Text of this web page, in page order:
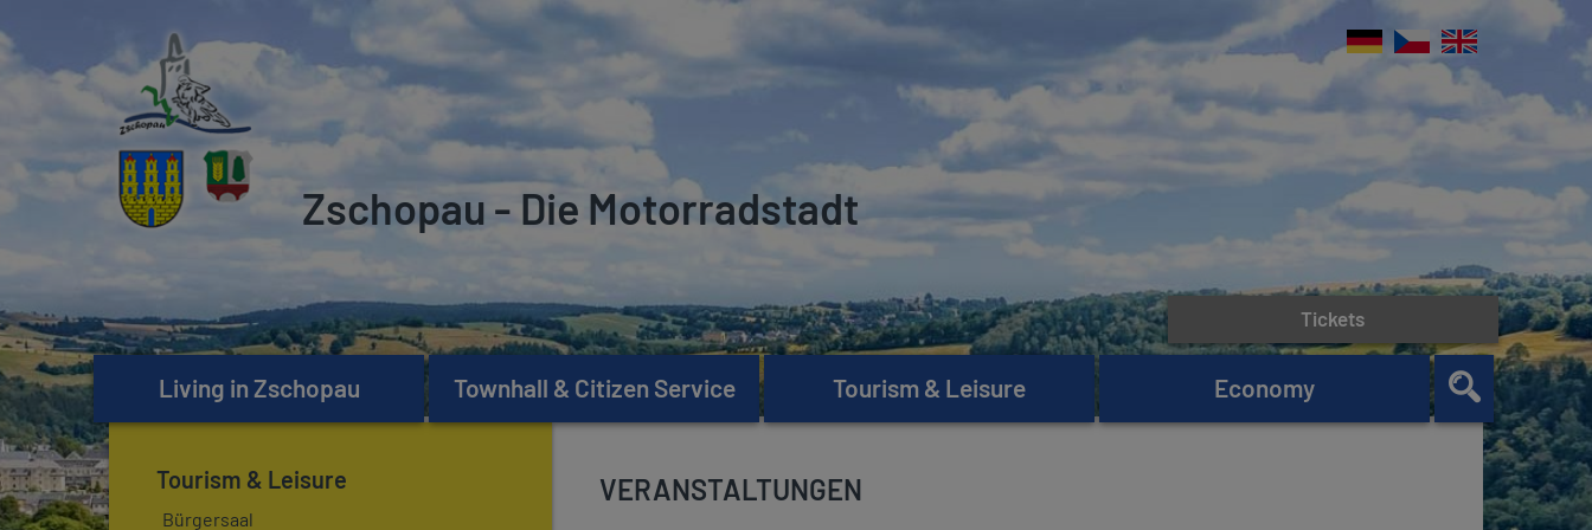
Zschopau - Die Motorradstadt
Living in Zschopau Townhall & Citizen Service Tourism & Leisure Economy
Tickets
Tourism & Leisure
Bürgersaal
VERANSTALTUNGEN